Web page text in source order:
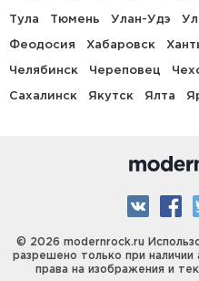
Тула Тюмень Улан-Удэ
Феодосия Хабаровск
Челябинск Череповец
Сахалинск Якутск Ялта
© 2026 modernrock.ru
разрешено только при наличии
права на изображения и